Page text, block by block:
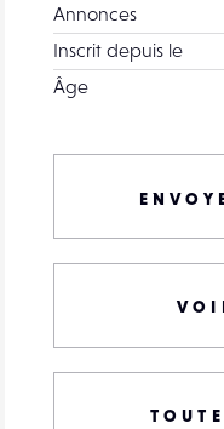
Annonces
Inscrit depuis le
Âge